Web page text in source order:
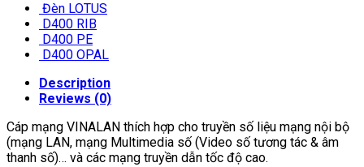
Đèn LOTUS
D400 RIB
D400 PE
D400 OPAL
Description
Reviews (0)
Cáp mạng VINALAN thích hợp cho truyền số liệu mạng nội bộ
(mạng LAN, mạng Multimedia số (Video số tương tác & âm
thanh số)… và các mạng truyền dẫn tốc độ cao.